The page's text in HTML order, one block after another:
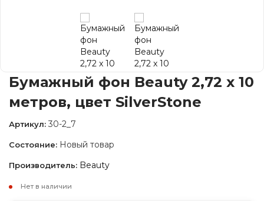
Бумажный фон Beauty 2,72 x 10
метров, цвет SilverStone
Артикул: 30-2_7
Состояние: Новый товар
Производитель: Beauty
Нет в наличии